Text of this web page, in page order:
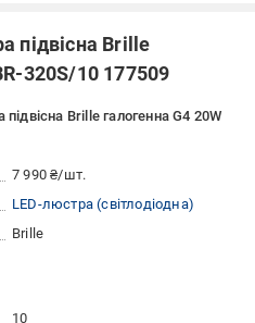
підвісна Brille
320S/10 177509
Brille галогенна G4 20W
7 990 ₴/шт.
LED-люстра (світлодіодна)
Brille
10